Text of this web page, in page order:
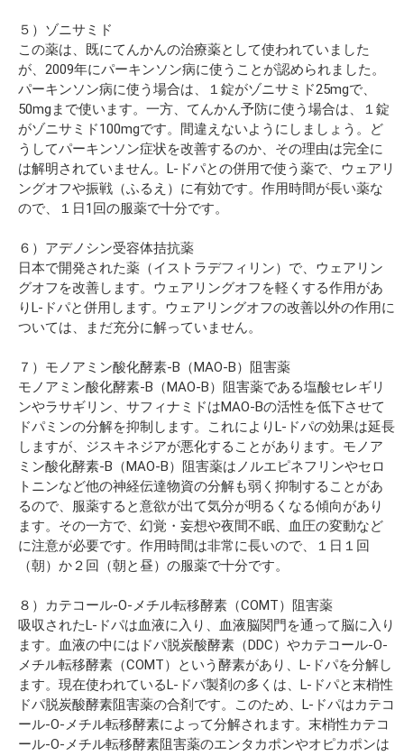
５）ゾニサミド
この薬は、既にてんかんの治療薬として使われていました
が、2009年にパーキンソン病に使うことが認められました。
パーキンソン病に使う場合は、１錠がゾニサミド25mgで、
50mgまで使います。一方、てんかん予防に使う場合は、１錠
がゾニサミド100mgです。間違えないようにしましょう。ど
うしてパーキンソン症状を改善するのか、その理由は完全に
は解明されていません。L-ドパとの併用で使う薬で、ウェアリ
ングオフや振戦（ふるえ）に有効です。作用時間が長い薬な
ので、１日1回の服薬で十分です。
６）アデノシン受容体拮抗薬
日本で開発された薬（イストラデフィリン）で、ウェアリン
グオフを改善します。ウェアリングオフを軽くする作用があ
りL-ドパと併用します。ウェアリングオフの改善以外の作用に
ついては、まだ充分に解っていません。
７）モノアミン酸化酵素-B（MAO-B）阻害薬
モノアミン酸化酵素-B（MAO-B）阻害薬である塩酸セレギリ
ンやラサギリン、サフィナミドはMAO-Bの活性を低下させて
ドパミンの分解を抑制します。これによりL-ドパの効果は延長
しますが、ジスキネジアが悪化することがあります。モノア
ミン酸化酵素-B（MAO-B）阻害薬はノルエピネフリンやセロ
トニンなど他の神経伝達物資の分解も弱く抑制することがあ
るので、服薬すると意欲が出て気分が明るくなる傾向があり
ます。その一方で、幻覚・妄想や夜間不眠、血圧の変動など
に注意が必要です。作用時間は非常に長いので、１日１回
（朝）か２回（朝と昼）の服薬で十分です。
８）カテコール-O-メチル転移酵素（COMT）阻害薬
吸収されたL-ドパは血液に入り、血液脳関門を通って脳に入り
ます。血液の中にはドパ脱炭酸酵素（DDC）やカテコール-O-
メチル転移酵素（COMT）という酵素があり、L-ドパを分解し
ます。現在使われているL-ドパ製剤の多くは、L-ドパと末梢性
ドパ脱炭酸酵素阻害薬の合剤です。このため、L-ドパはカテコ
ール-O-メチル転移酵素によって分解されます。末梢性カテコ
ール-O-メチル転移酵素阻害薬のエンタカポンやオピカポンは